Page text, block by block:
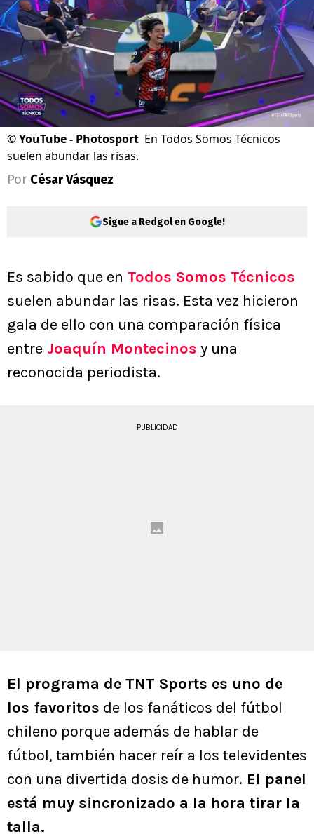
©YouTube - Photosport En Todos Somos Técnicos
suelen abundar las risas.
Por César Vásquez
Sigue a Redgol en Google!
Es sabido que en Todos Somos Técnicos
suelen abundar las risas. Esta vez hicieron
gala de ello con una comparación física
entre Joaquín Montecinos y una
reconocida periodista.
PUBLICIDAD
El programa de TNT Sports es uno de
los favoritos de los fanáticos del fútbol
chileno porque además de hablar de
fútbol, también hacer reír a los televidentes
con una divertida dosis de humor. El panel
está muy sincronizado a la hora tirar la
talla.